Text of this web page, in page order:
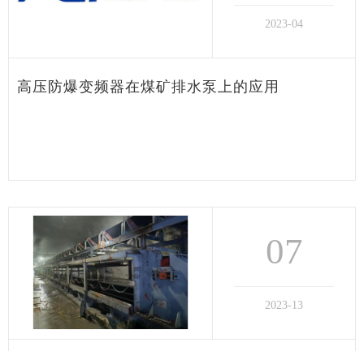
2023-04
高压防爆变频器在煤矿排水泵上的应用
07
2023-13